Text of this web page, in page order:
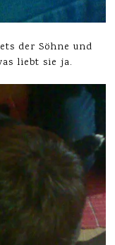
der Söhne und
liebt sie ja.